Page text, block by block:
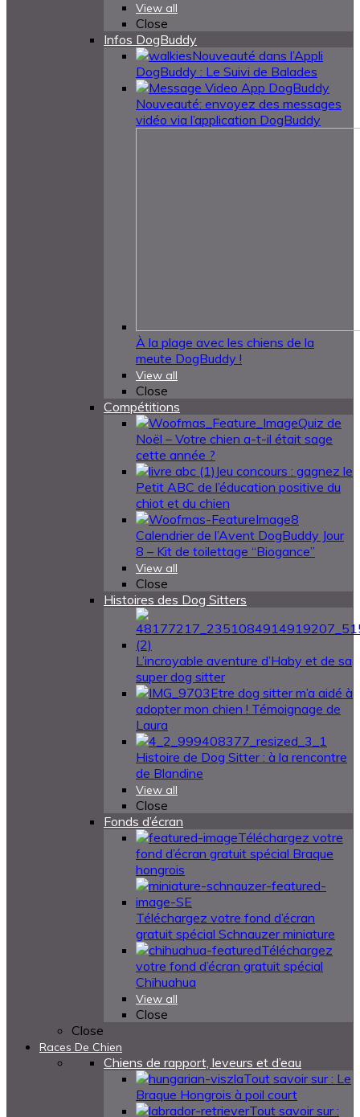
View all
Close
Infos DogBuddy
Nouveauté dans l’Appli
DogBuddy : Le Suivi de Balades
Nouveauté: envoyez des messages
vidéo via l’application DogBuddy
À la plage avec les chiens de la
meute DogBuddy !
View all
Close
Compétitions
Quiz de
Noël – Votre chien a-t-il était sage
cette année ?
Jeu concours : gagnez le
Petit ABC de l’éducation positive du
chiot et du chien
Calendrier de l’Avent DogBuddy Jour
8 – Kit de toilettage “Biogance”
View all
Close
Histoires des Dog Sitters
L’incroyable aventure d’Haby et de sa
super dog sitter
Etre dog sitter m’a aidé à
adopter mon chien ! Témoignage de
Laura
Histoire de Dog Sitter : à la rencontre
de Blandine
View all
Close
Fonds d’écran
Téléchargez votre
fond d’écran gratuit spécial Braque
hongrois
Téléchargez votre fond d’écran
gratuit spécial Schnauzer miniature
Téléchargez
votre fond d’écran gratuit spécial
Chihuahua
View all
Close
Close
Races De Chien
Chiens de rapport, leveurs et d’eau
Tout savoir sur : Le
Braque Hongrois à poil court
Tout savoir sur :